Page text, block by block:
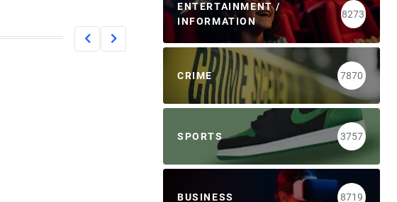
ENTERTAINMENT /
INFORMATION
8273
CRIME 7870
SPORTS 3757
BUSINESS 8719